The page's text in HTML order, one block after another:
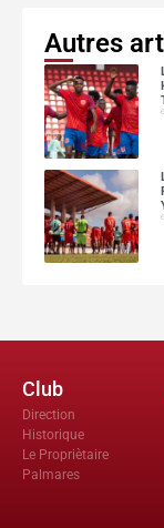
Autres
Club
Direction
Historique
Le Propriètaire
Palmares